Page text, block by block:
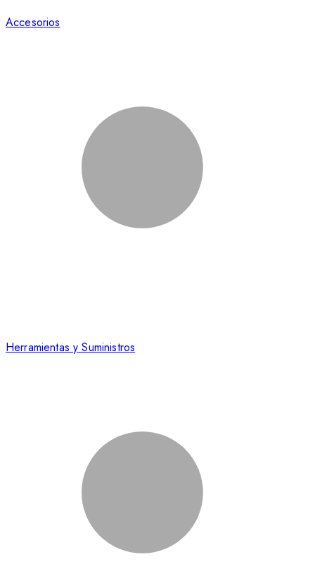
Accesorios
Herramientas y Suministros